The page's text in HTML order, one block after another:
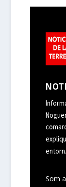
entorn.
Som